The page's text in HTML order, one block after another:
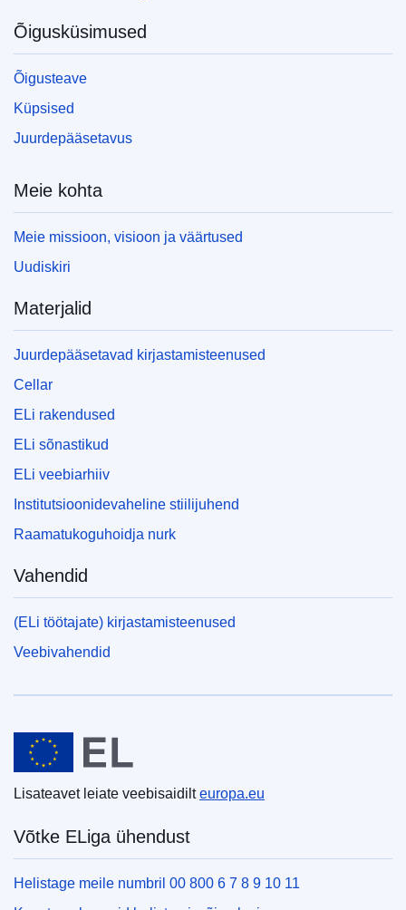
Õigusküsimused
Õigusteave
Küpsised
Juurdepääsetavus
Meie kohta
Meie missioon, visioon ja väärtused
Uudiskiri
Materjalid
Juurdepääsetavad kirjastamisteenused
Cellar
ELi rakendused
ELi sõnastikud
ELi veebiarhiiv
Institutsioonidevaheline stiilijuhend
Raamatukoguhoidja nurk
Vahendid
(ELi töötajate) kirjastamisteenused
Veebivahendid
Euroopa Liit
Lisateavet leiate veebisaidilteuropa.eu
Võtke ELiga ühendust
Helistage meile numbril 00 800 6 7 8 9 10 11